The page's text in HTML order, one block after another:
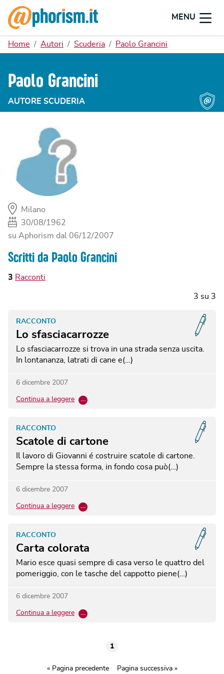
MENU
Home Autori Scuderia Paolo Grancini
Paolo Grancini
AUTORE SCUDERIA
Milano
30/08/1962
su Aphorism dal 06/12/2007
Scritti da Paolo Grancini
3 Racconti
3 su 3
Lo sfasciacarrozze
RACCONTO
Lo sfasciacarrozze si trova in una strada senza uscita.
In lontananza, latrati di cane e(…)
6 dicembre 2007
Continua a leggere …
Scatole di cartone
RACCONTO
Il lavoro di Giovanni é costruire scatole di cartone.
Sempre la stessa forma, in fondo cosa può(…)
6 dicembre 2007
Continua a leggere …
Carta colorata
RACCONTO
Mario esce quasi sempre di casa verso le quattro del
pomeriggio, con le tasche del cappotto piene(…)
6 dicembre 2007
Continua a leggere …
1
« Pagina precedente Pagina successiva »